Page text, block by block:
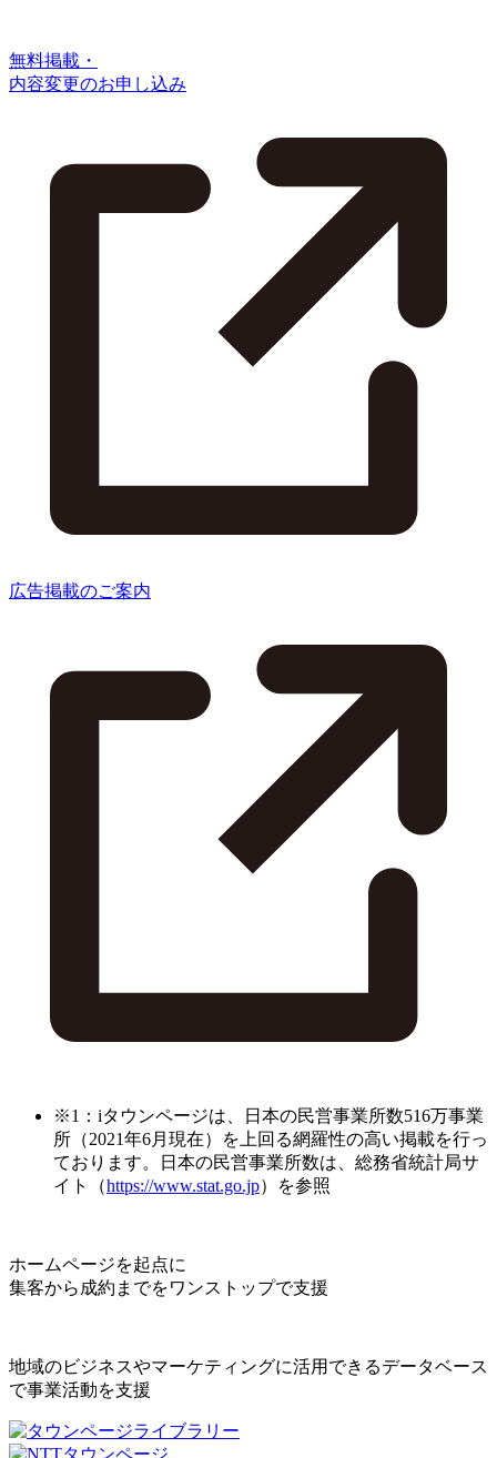
無料掲載・
内容変更のお申し込み
広告掲載のご案内
※1：iタウンページは、日本の民営事業所数516万事業
所（2021年6月現在）を上回る網羅性の高い掲載を行っ
ております。日本の民営事業所数は、総務省統計局サ
イト（https://www.stat.go.jp）を参照
ホームページを起点に
集客から成約までをワンストップで支援
地域のビジネスやマーケティングに活用できるデータベース
で事業活動を支援